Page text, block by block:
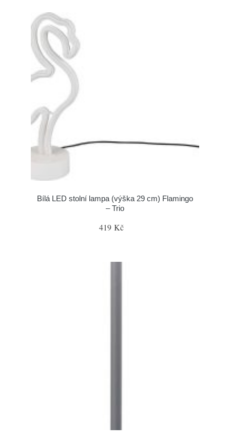
Bílá LED stolní lampa (výška 29 cm) Flamingo
– Trio
419 Kč